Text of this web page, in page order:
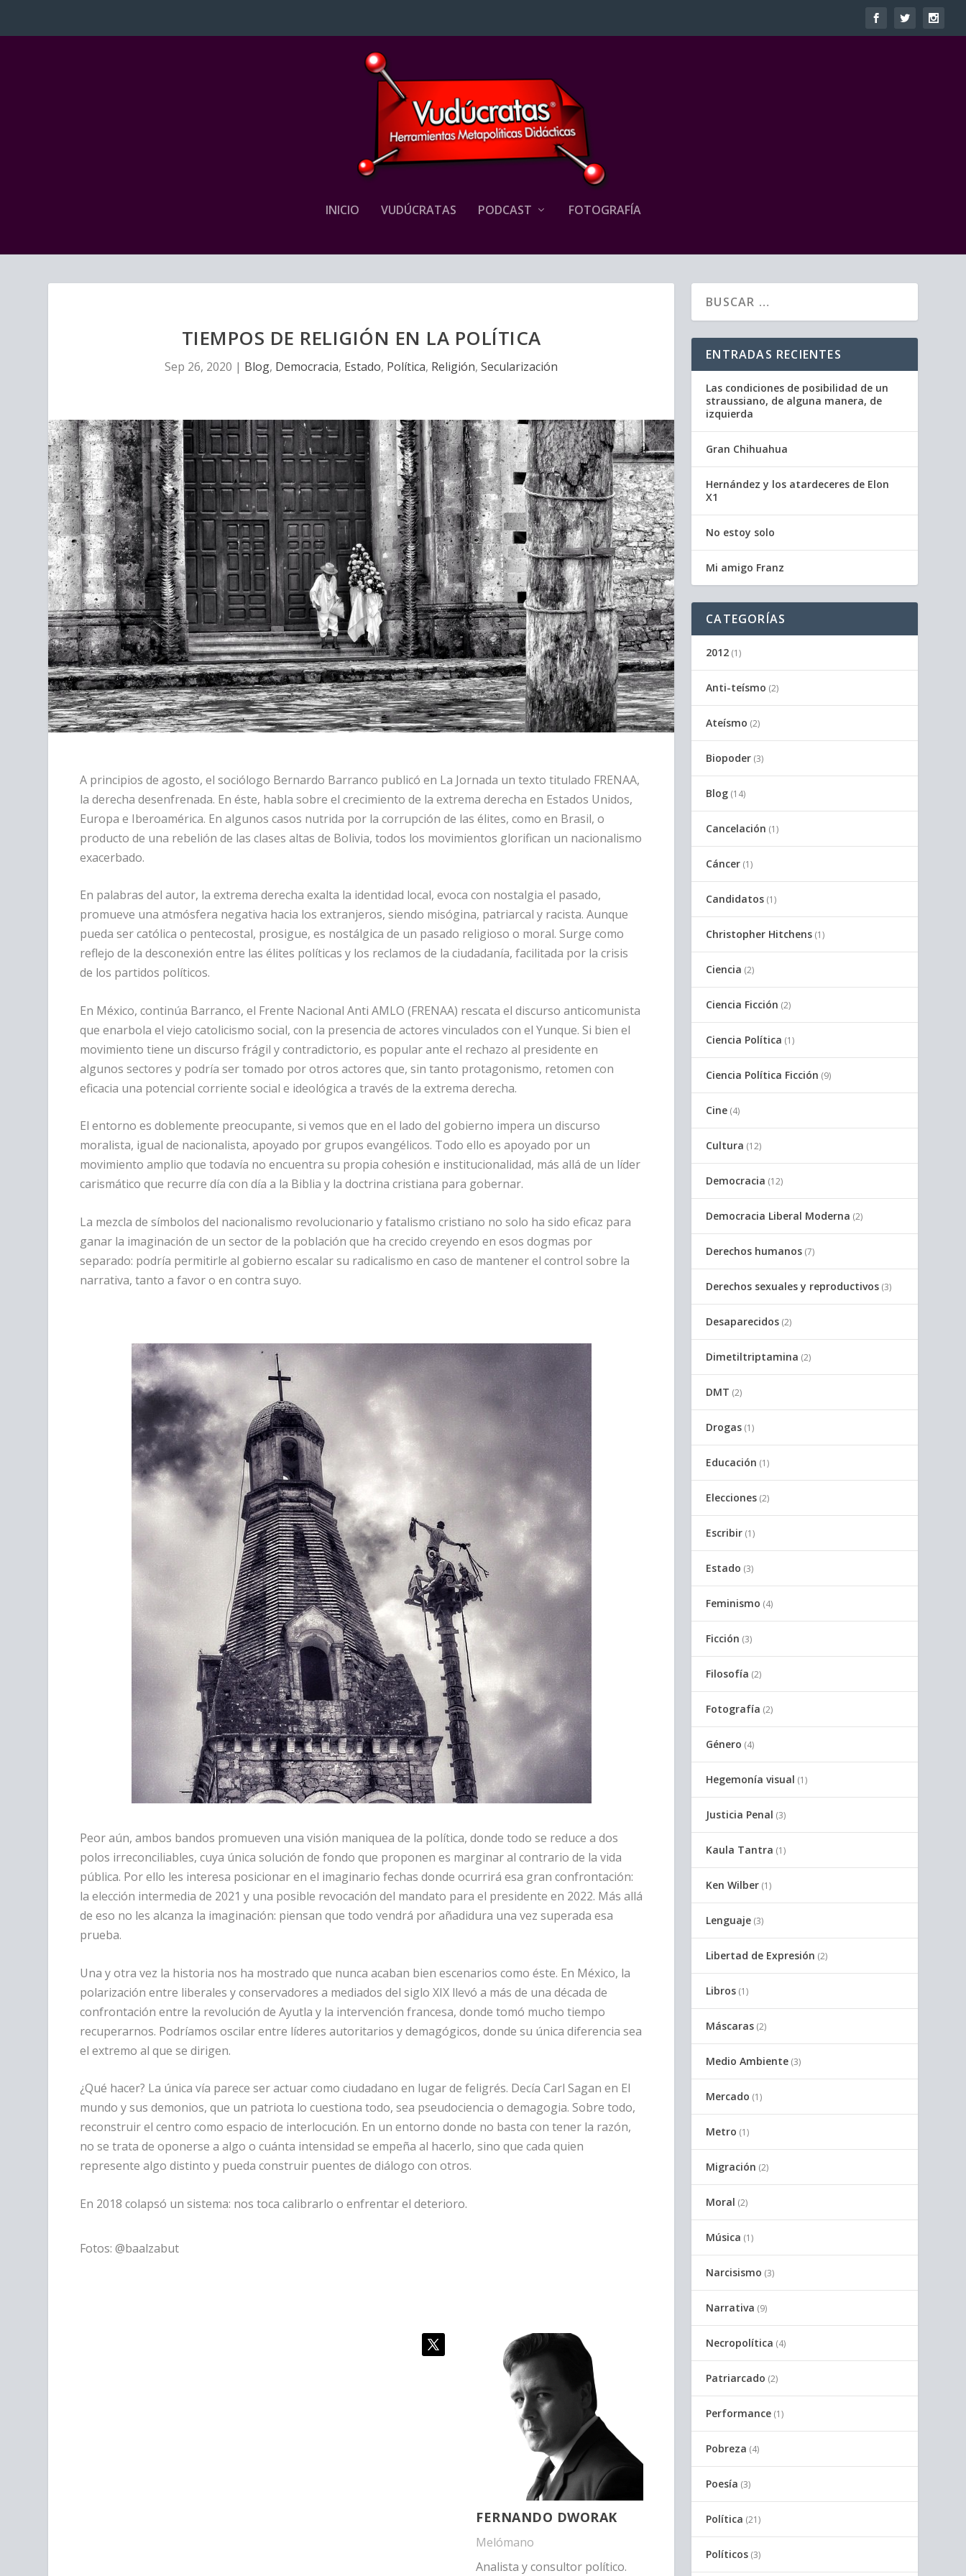
INICIO VUDÚCRATAS PODCAST FOTOGRAFÍA
TIEMPOS DE RELIGIÓN EN LA POLÍTICA
Sep 26, 2020 | Blog, Democracia, Estado, Política, Religión,Secularización
A principios de agosto, el sociólogo Bernardo Barranco publicó en La Jornada un texto titulado FRENAA,
la derecha desenfrenada. En éste, habla sobre el crecimiento de la extrema derecha en Estados Unidos,
Europa e Iberoamérica. En algunos casos nutrida por la corrupción de las élites, como en Brasil, o
producto de una rebelión de las clases altas de Bolivia, todos los movimientos glorifican un nacionalismo
exacerbado.
En palabras del autor, la extrema derecha exalta la identidad local, evoca con nostalgia el pasado,
promueve una atmósfera negativa hacia los extranjeros, siendo misógina, patriarcal y racista. Aunque
pueda ser católica o pentecostal, prosigue, es nostálgica de un pasado religioso o moral. Surge como
reflejo de la desconexión entre las élites políticas y los reclamos de la ciudadanía, facilitada por la crisis
de los partidos políticos.
En México, continúa Barranco, el Frente Nacional Anti AMLO (FRENAA) rescata el discurso anticomunista
que enarbola el viejo catolicismo social, con la presencia de actores vinculados con el Yunque. Si bien el
movimiento tiene un discurso frágil y contradictorio, es popular ante el rechazo al presidente en
algunos sectores y podría ser tomado por otros actores que, sin tanto protagonismo, retomen con
eficacia una potencial corriente social e ideológica a través de la extrema derecha.
El entorno es doblemente preocupante, si vemos que en el lado del gobierno impera un discurso
moralista, igual de nacionalista, apoyado por grupos evangélicos. Todo ello es apoyado por un
movimiento amplio que todavía no encuentra su propia cohesión e institucionalidad, más allá de un líder
carismático que recurre día con día a la Biblia y la doctrina cristiana para gobernar.
La mezcla de símbolos del nacionalismo revolucionario y fatalismo cristiano no solo ha sido eficaz para
ganar la imaginación de un sector de la población que ha crecido creyendo en esos dogmas por
separado: podría permitirle al gobierno escalar su radicalismo en caso de mantener el control sobre la
narrativa, tanto a favor o en contra suyo.
Peor aún, ambos bandos promueven una visión maniquea de la política, donde todo se reduce a dos
polos irreconciliables, cuya única solución de fondo que proponen es marginar al contrario de la vida
pública. Por ello les interesa posicionar en el imaginario fechas donde ocurrirá esa gran confrontación:
la elección intermedia de 2021 y una posible revocación del mandato para el presidente en 2022. Más allá
de eso no les alcanza la imaginación: piensan que todo vendrá por añadidura una vez superada esa
prueba.
Una y otra vez la historia nos ha mostrado que nunca acaban bien escenarios como éste. En México, la
polarización entre liberales y conservadores a mediados del siglo XIX llevó a más de una década de
confrontación entre la revolución de Ayutla y la intervención francesa, donde tomó mucho tiempo
recuperarnos. Podríamos oscilar entre líderes autoritarios y demagógicos, donde su única diferencia sea
el extremo al que se dirigen.
¿Qué hacer? La única vía parece ser actuar como ciudadano en lugar de feligrés. Decía Carl Sagan en El
mundo y sus demonios, que un patriota lo cuestiona todo, sea pseudociencia o demagogia. Sobre todo,
reconstruir el centro como espacio de interlocución. En un entorno donde no basta con tener la razón,
no se trata de oponerse a algo o cuánta intensidad se empeña al hacerlo, sino que cada quien
represente algo distinto y pueda construir puentes de diálogo con otros.
En 2018 colapsó un sistema: nos toca calibrarlo o enfrentar el deterioro.
Fotos: @baalzabut
FERNANDO DWORAK
Melómano
Analista y consultor político.
ENTRADAS RECIENTES
Las condiciones de posibilidad de un
straussiano, de alguna manera, de
izquierda
Gran Chihuahua
Hernández y los atardeceres de Elon
X1
No estoy solo
Mi amigo Franz
CATEGORÍAS
2012 (1)
Anti-teísmo (2)
Ateísmo (2)
Biopoder (3)
Blog (14)
Cancelación (1)
Cáncer (1)
Candidatos (1)
Christopher Hitchens (1)
Ciencia (2)
Ciencia Ficción (2)
Ciencia Política (1)
Ciencia Política Ficción (9)
Cine (4)
Cultura (12)
Democracia (12)
Democracia Liberal Moderna (2)
Derechos humanos (7)
Derechos sexuales y reproductivos (3)
Desaparecidos (2)
Dimetiltriptamina (2)
DMT (2)
Drogas (1)
Educación (1)
Elecciones (2)
Escribir (1)
Estado (3)
Feminismo (4)
Ficción (3)
Filosofía (2)
Fotografía (2)
Género (4)
Hegemonía visual (1)
Justicia Penal (3)
Kaula Tantra (1)
Ken Wilber (1)
Lenguaje (3)
Libertad de Expresión (2)
Libros (1)
Máscaras (2)
Medio Ambiente (3)
Mercado (1)
Metro (1)
Migración (2)
Moral (2)
Música (1)
Narcisismo (3)
Narrativa (9)
Necropolítica (4)
Patriarcado (2)
Performance (1)
Pobreza (4)
Poesía (3)
Política (21)
Políticos (3)